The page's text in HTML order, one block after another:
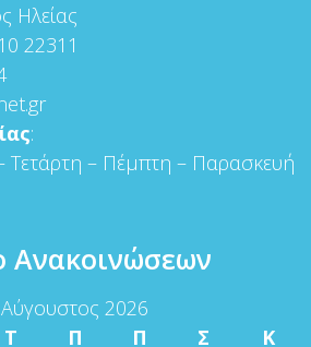
Ηλείας
22311
:
Τετάρτη – Πέμπτη – Παρασκευή
Ανακοινώσεων
Αύγουστος 2026
Τ Π Π Σ Κ